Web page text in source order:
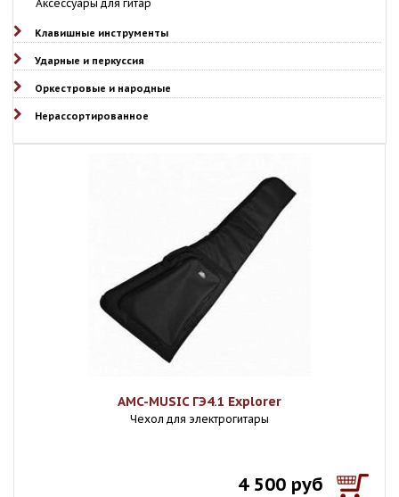
Аксессуары для гитар
Клавишные инструменты
Ударные и перкуссия
Оркестровые и народные
Нерассортированное
AMC-MUSIC ГЭ4.1 Explorer
Чехол для электрогитары
4 500 руб